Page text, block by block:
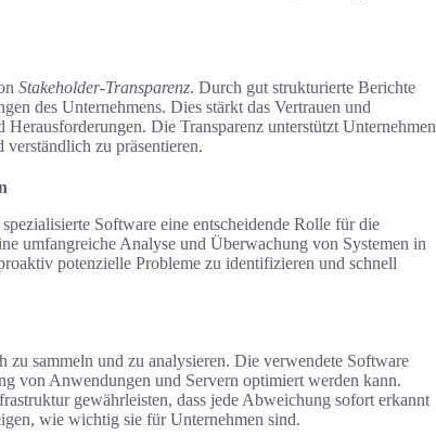
Stakeholder-Transparenz. Durch gut strukturierte Berichte
des Unternehmens. Dies stärkt das Vertrauen und
Die Transparenz unterstützt Unternehmen
verständlich zu präsentieren.
Software eine entscheidende Rolle für die
umfangreiche Analyse und Überwachung von Systemen in
potenzielle Probleme zu identifizieren und schnell
sammeln und zu analysieren. Die verwendete Software
von Anwendungen und Servern optimiert werden kann.
gewährleisten, dass jede Abweichung sofort erkannt
wie wichtig sie für Unternehmen sind.